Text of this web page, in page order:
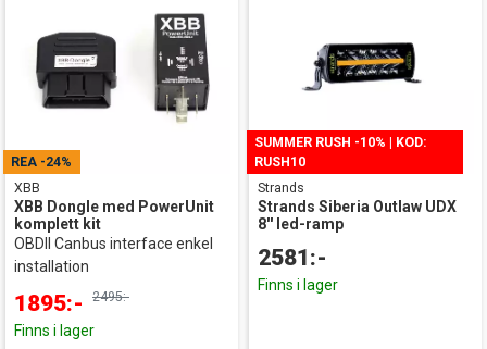
DHL Service Point
79:-
DHL Företagspaket / Hemleverans
REA -24%
XBB
XBB Dongle med PowerUnit
komplett kit
OBDII Canbus interface enkel
installation
1895:- 2495:-
Finns i lager
SUMMER RUSH -10% | KOD:
RUSH10
Strands
Strands Siberia Outlaw UDX
8'' led-ramp
2581:-
Finns i lager